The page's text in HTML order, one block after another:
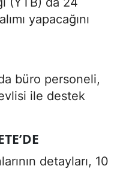
yapacağını
büro personeli,
ile destek
detayları, 10